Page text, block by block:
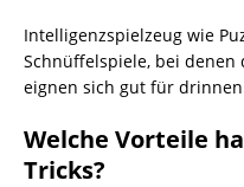
Intelligenzspielzeug wie
Schnüffelspiele, bei denen
eignen sich gut für
Welche Vorteile
Tricks?